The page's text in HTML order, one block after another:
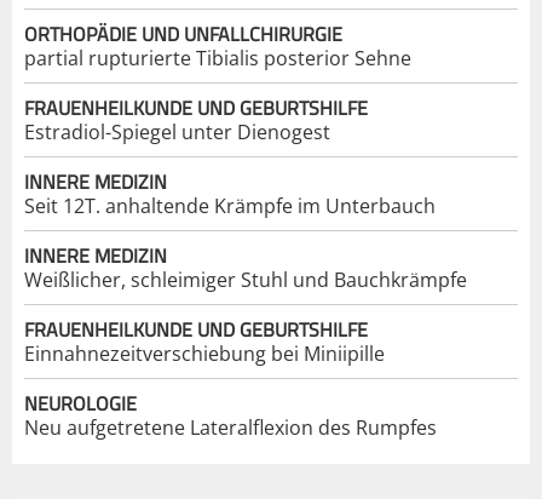
ORTHOPÄDIE UND UNFALLCHIRURGIE
partial rupturierte Tibialis posterior Sehne
FRAUENHEILKUNDE UND GEBURTSHILFE
Estradiol-Spiegel unter Dienogest
INNERE MEDIZIN
Seit 12T. anhaltende Krämpfe im Unterbauch
INNERE MEDIZIN
Weißlicher, schleimiger Stuhl und Bauchkrämpfe
FRAUENHEILKUNDE UND GEBURTSHILFE
Einnahnezeitverschiebung bei Miniipille
NEUROLOGIE
Neu aufgetretene Lateralflexion des Rumpfes